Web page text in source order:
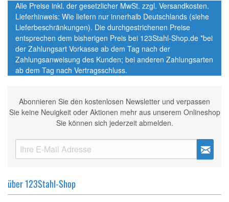
Alle Preise inkl. der gesetzlicher MwSt. zzgl. Versandkosten.
Lieferhinweis: Wie liefern nur innerhalb Deutschlands (siehe
Lieferbeschränkungen). Die durchgestrichenen Preise
entsprechen dem bisherigen Preis bei 123Stahl-Shop.de *bei
der Zahlungsart Vorkasse ab dem Tag nach der
Zahlungsanweisung des Kunden; bei anderen Zahlungsarten
ab dem Tag nach Vertragsschluss.
Abonnieren Sie den kostenlosen Newsletter und verpassen
Sie keine Neuigkeit oder Aktionen mehr aus unserem Onlineshop
Sie können sich jederzeit abmelden.
über 123Stahl-Shop